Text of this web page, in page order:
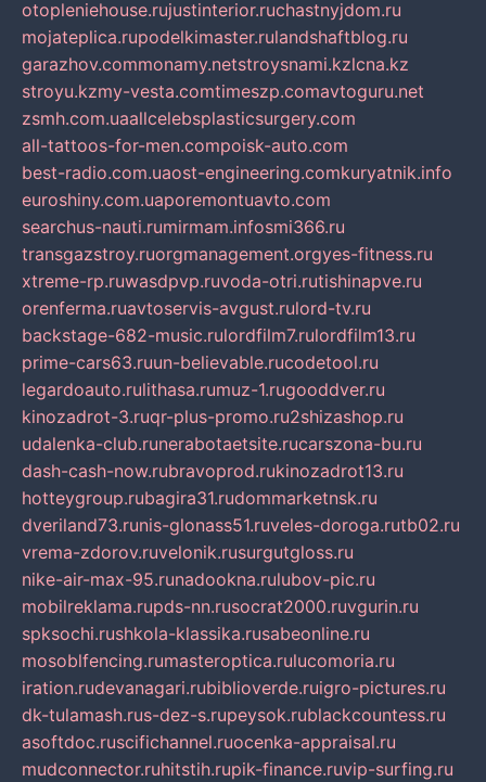
otopleniehouse.rujustinterior.ruchastnyjdom.ru
mojateplica.rupodelkimaster.rulandshaftblog.ru
garazhov.commonamy.netstroysnami.kzlcna.kz
stroyu.kzmy-vesta.comtimeszp.comavtoguru.net
zsmh.com.uaallcelebsplasticsurgery.com
all-tattoos-for-men.compoisk-auto.com
best-radio.com.uaost-engineering.comkuryatnik.info
euroshiny.com.uaporemontuavto.com
searchus-nauti.rumirmam.infosmi366.ru
transgazstroy.ruorgmanagement.orgyes-fitness.ru
xtreme-rp.ruwasdpvp.ruvoda-otri.rutishinapve.ru
orenferma.ruavtoservis-avgust.rulord-tv.ru
backstage-682-music.rulordfilm7.rulordfilm13.ru
prime-cars63.ruun-believable.rucodetool.ru
legardoauto.rulithasa.rumuz-1.rugooddver.ru
kinozadrot-3.ruqr-plus-promo.ru2shizashop.ru
udalenka-club.runerabotaetsite.rucarszona-bu.ru
dash-cash-now.rubravoprod.rukinozadrot13.ru
hotteygroup.rubagira31.rudommarketnsk.ru
dveriland73.runis-glonass51.ruveles-doroga.rutb02.ru
vrema-zdorov.ruvelonik.rusurgutgloss.ru
nike-air-max-95.runadookna.rulubov-pic.ru
mobilreklama.rupds-nn.rusocrat2000.ruvgurin.ru
spksochi.rushkola-klassika.rusabeonline.ru
mosoblfencing.rumasteroptica.rulucomoria.ru
iration.rudevanagari.rubiblioverde.ruigro-pictures.ru
dk-tulamash.rus-dez-s.rupeysok.rublackcountess.ru
asoftdoc.ruscifichannel.ruocenka-appraisal.ru
mudconnector.ruhitstih.rupik-finance.ruvip-surfing.ru